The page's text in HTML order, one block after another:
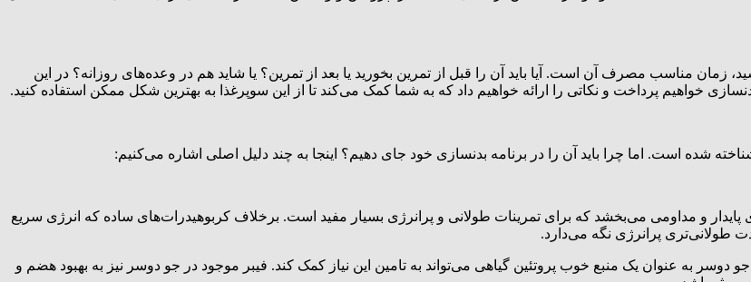
زمان مناسب مصرف آن است. آیا باید آن را قبل از تمرین بخورید یا بعد از تمرین؟ یا شاید هم در وعده‌های روزانه؟ در این
خواهیم پرداخت و نکاتی را ارائه خواهیم داد که به شما کمک می‌کند تا از این سوپرغذا به بهترین شکل ممکن استفاده کنید.
شده است. اما چرا باید آن را در برنامه بدنسازی خود جای دهیم؟ اینجا به چند دلیل اصلی اشاره می‌کنیم:
پایدار و مداومی می‌بخشد که برای تمرینات طولانی و پرانرژی بسیار مفید است. برخلاف کربوهیدرات‌های ساده که انرژی سریع
طولانی‌تری پرانرژی نگه می‌دارد.
به عنوان یک منبع خوب پروتئین گیاهی می‌تواند به تامین این نیاز کمک کند. فیبر موجود در جو دوسر نیز به بهبود هضم و